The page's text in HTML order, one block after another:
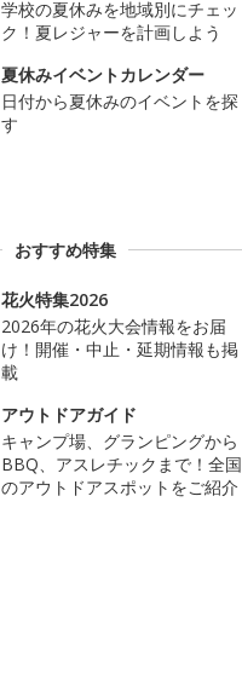
学校の夏休みを地域別にチェッ
ク！夏レジャーを計画しよう
夏休みイベントカレンダー
日付から夏休みのイベントを探
す
おすすめ特集
花火特集2026
2026年の花火大会情報をお届
け！開催・中止・延期情報も掲
載
アウトドアガイド
キャンプ場、グランピングから
BBQ、アスレチックまで！全国
のアウトドアスポットをご紹介